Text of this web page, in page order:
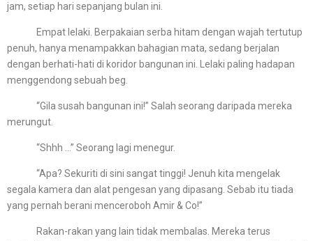
jam, setiap hari sepanjang bulan ini.
Empat lelaki. Berpakaian serba hitam dengan wajah tertutup
penuh, hanya menampakkan bahagian mata, sedang berjalan
dengan berhati-hati di koridor bangunan ini. Lelaki paling hadapan
menggendong sebuah beg.
“Gila susah bangunan ini!” Salah seorang daripada mereka
merungut.
“Shhh …” Seorang lagi menegur.
“Apa? Sekuriti di sini sangat tinggi! Jenuh kita mengelak
segala kamera dan alat pengesan yang dipasang. Sebab itu tiada
yang pernah berani menceroboh Amir & Co!”
Rakan-rakan yang lain tidak membalas. Mereka terus